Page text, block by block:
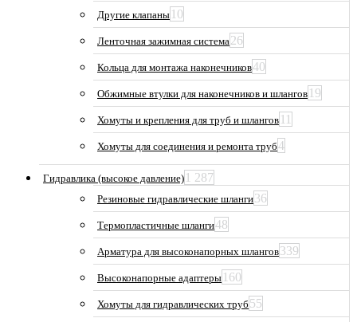
Другие клапаны 10
Ленточная зажимная система26
Кольца для монтажа наконечников40
Обжимные втулки для наконечников и шлангов 19
Хомуты и крепления для труб и шлангов 11
Хомуты для соединения и ремонта труб4
Гидравлика (высокое давление) 1 287
Резиновые гидравлические шланги36
Термопластичные шланги48
Арматура для высоконапорных шлангов339
Высоконапорные адаптеры 160
Хомуты для гидравлических труб 55